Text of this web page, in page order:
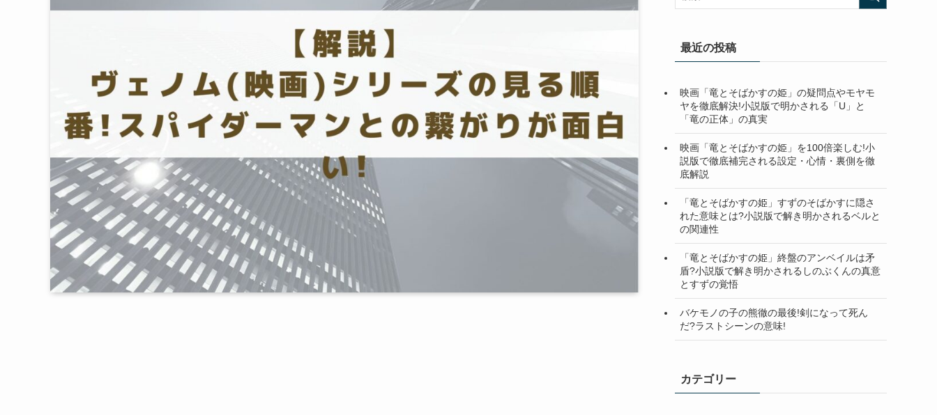
最近の投稿
映画「竜とそばかすの姫」の疑問点やモヤモ
ヤを徹底解決!小説版で明かされる「U」と
「竜の正体」の真実
映画「竜とそばかすの姫」を100倍楽しむ!小
説版で徹底補完される設定・心情・裏側を徹
底解説
「竜とそばかすの姫」すずのそばかすに隠さ
れた意味とは?小説版で解き明かされるベルと
の関連性
「竜とそばかすの姫」終盤のアンベイルは矛
盾?小説版で解き明かされるしのぶくんの真意
とすずの覚悟
バケモノの子の熊徹の最後!剣になって死ん
だ?ラストシーンの意味!
カテゴリー